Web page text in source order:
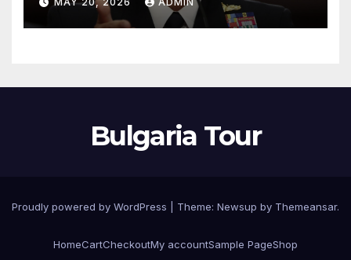
Иран, при което загинаха
155 души
Bulgaria Tour
Proudly powered by WordPress Theme: Newsup by Themeansar.
HomeCartCheckoutMy accountSample PageShop